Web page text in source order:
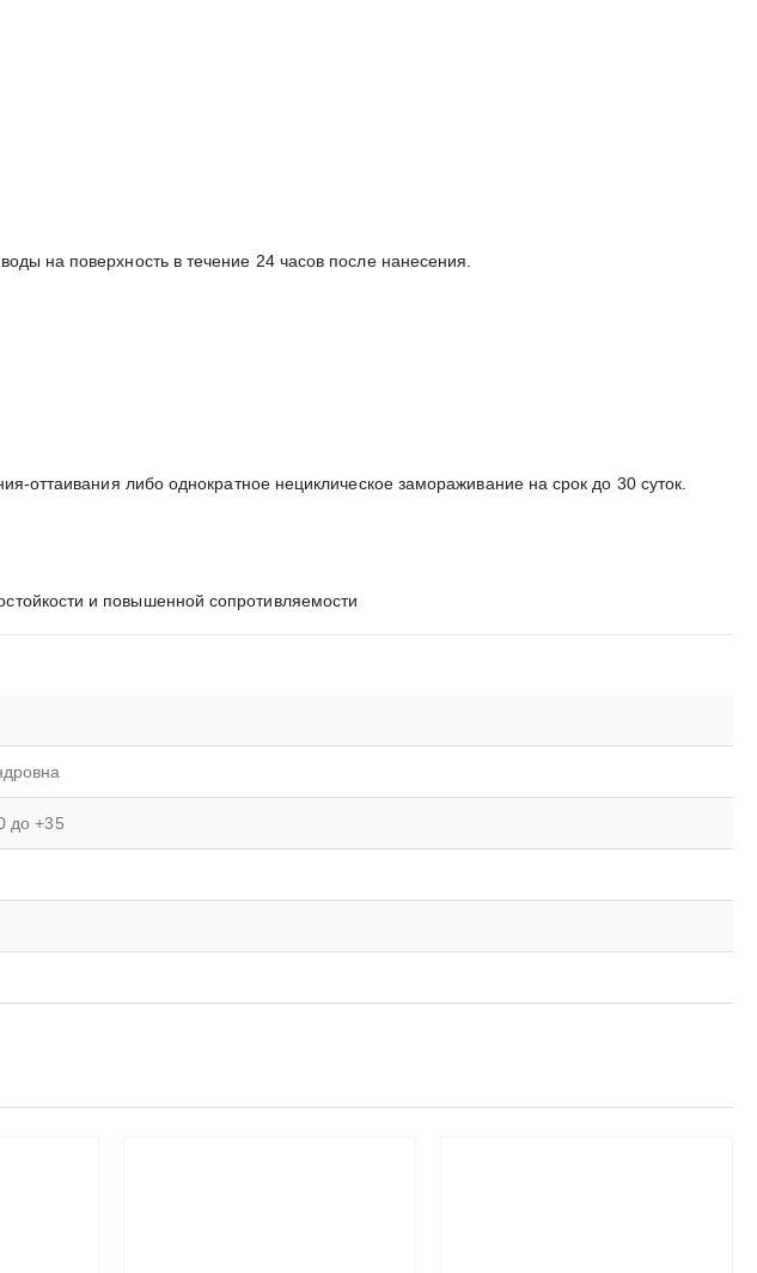
на поверхность в течение 24 часов после нанесения.
оттаивания либо однократное нециклическое замораживание на срок до 30 суток.
и повышенной сопротивляемости
до +35